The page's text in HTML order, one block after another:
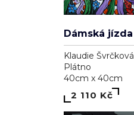
Dámská jízda
Klaudie Švrčková
Plátno
40cm x 40cm
2 110 Kč